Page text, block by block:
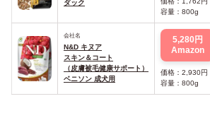
ダック
容量：800g
会社名
N&D キヌア
スキン＆コート
（皮膚被毛健康サポート）
ベニソン 成犬用
5,280円
Amazon
価格：2,930円
容量：800g